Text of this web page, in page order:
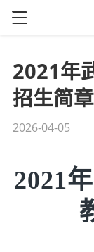
2021年
招生简章
2026-04-05
2021